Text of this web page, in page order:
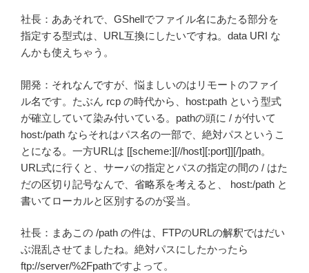
社長：ああそれで、GShellでファイル名にあたる部分を
指定する型式は、URL互換にしたいですね。data URI な
んかも使えちゃう。
開発：それなんですが、悩ましいのはリモートのファイ
ル名です。たぶん rcp の時代から、host:path という型式
が確立していて染み付いている。pathの頭に / が付いて
host:/path ならそれはパス名の一部で、絶対パスというこ
とになる。一方URLは [[scheme:][//host][:port]][/]path。
URL式に行くと、サーバの指定とパスの指定の間の / はた
だの区切り記号なんで、省略系を考えると、 host:/path と
書いてローカルと区別するのが妥当。
社長：まあこの /path の件は、FTPのURLの解釈ではだい
ぶ混乱させてましたね。絶対パスにしたかったら
ftp://server/%2Fpathですよって。